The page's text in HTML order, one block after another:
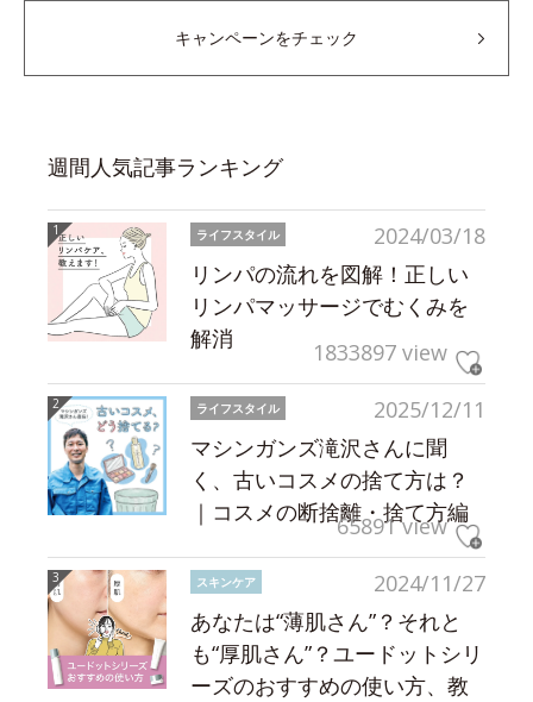
キャンペーンをチェック
週間人気記事ランキング
2024/03/18
ライフスタイル
リンパの流れを図解！正しい
リンパマッサージでむくみを
解消
1833897 view
2025/12/11
ライフスタイル
マシンガンズ滝沢さんに聞
く、古いコスメの捨て方は？
｜コスメの断捨離・捨て方編
65891 view
2024/11/27
スキンケア
あなたは“薄肌さん”？それと
も“厚肌さん”？ユードットシリ
ーズのおすすめの使い方、教